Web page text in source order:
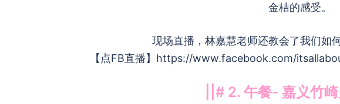
金桔的感受。
现场直播，林嘉慧老师还教会了我们如
【点FB直播】https://www.facebook.com/
||# 2. 午餐- 嘉义竹